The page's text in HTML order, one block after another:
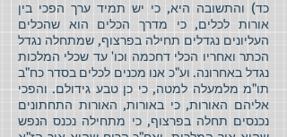
כד) והתשובה היא, כי יש תמיד ערך הפכי בין
אורות לכלים, כי מדרך הכלים הוא שהכלים
העליונים נגדלים תחילה בפרצוף, שמתחלה נגדל
הכתר ואחריו הכלי דחכמה וכו' עד שכלי המלכות
נגדל באחרונה. וע"כ אנו מכנים לכלים בסדר כח"ב
תו"מ מלמעלה למטה, כי כן טבע גידולם. והפכי
אליהם האורות, כי באורות, האורות התחתונים
נכנסים תחלה בפרצוף, כי מתחילה נכנס הנפש